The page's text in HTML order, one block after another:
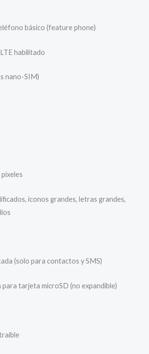
básico (feature phone)
habilitado
nano-SIM)
iconos grandes, letras grandes,
(solo para contactos y SMS)
tarjeta microSD (no expandible)